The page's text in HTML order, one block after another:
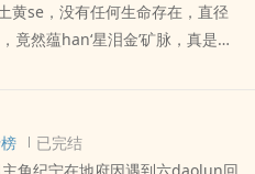
黄se，没有任何生命存在，直径
竟然蕴han‘星泪金’矿脉，真是天
看远chu的一颗无生命存在的行
已完结